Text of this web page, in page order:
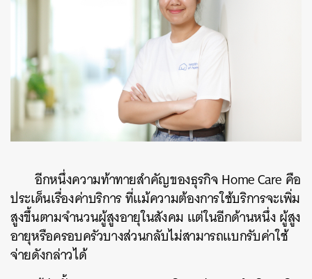
อีกหนึ่งความท้าทายสำคัญของธุรกิจ Home Care คือ
ประเด็นเรื่องค่าบริการ ที่แม้ความต้องการใช้บริการจะเพิ่ม
สูงขึ้นตามจำนวนผู้สูงอายุในสังคม แต่ในอีกด้านหนึ่ง ผู้สูง
อายุหรือครอบครัวบางส่วนกลับไม่สามารถแบกรับค่าใช้
จ่ายดังกล่าวได้